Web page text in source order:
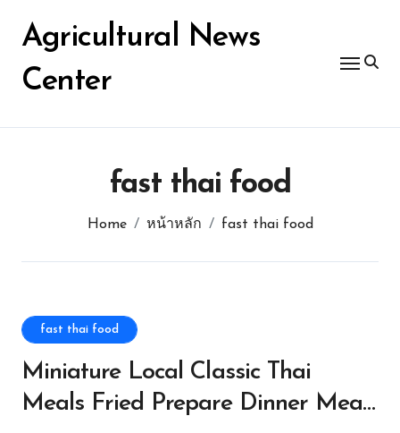
contentAgricultural News
Center
fast thai food
Home หน้าหลัก fast thai food
fast thai food
Miniature Local Classic Thai
Meals Fried Prepare Dinner Meal